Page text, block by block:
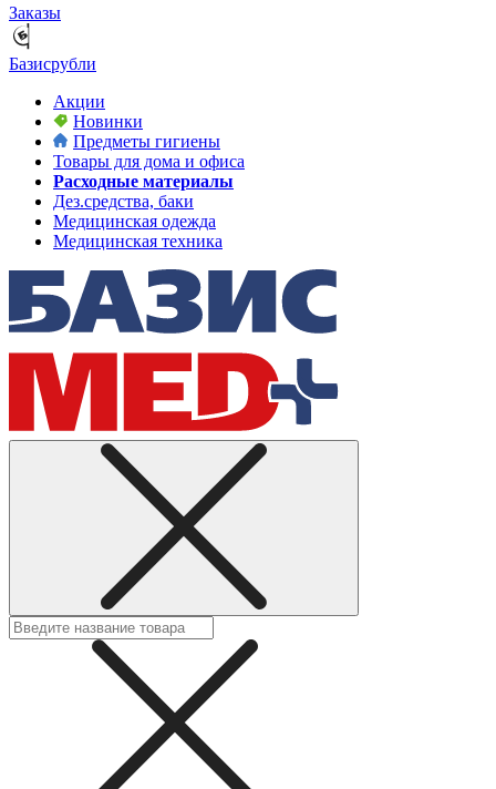
Заказы
Базисрубли
Акции
Новинки
Предметы гигиены
Товары для дома и офиса
Расходные материалы
Дез.средства, баки
Медицинская одежда
Медицинская техника